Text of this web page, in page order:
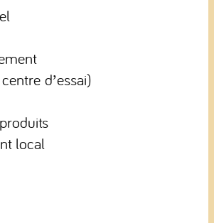
d’essai)
local